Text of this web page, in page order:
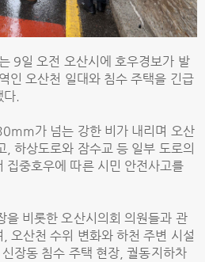
9일 오전 오산시에 호우경보가 발
인 오산천 일대와 침수 주택을 긴급
다.
가 넘는 강한 비가 내리며 오산
, 하상도로와 잠수교 등 일부 도로의
집중호우에 따른 시민 안전사고를
을 비롯한 오산시의회 의원들과 관
오산천 수위 변화와 하천 주변 시설
장동 침수 주택 현장, 궐동지하차